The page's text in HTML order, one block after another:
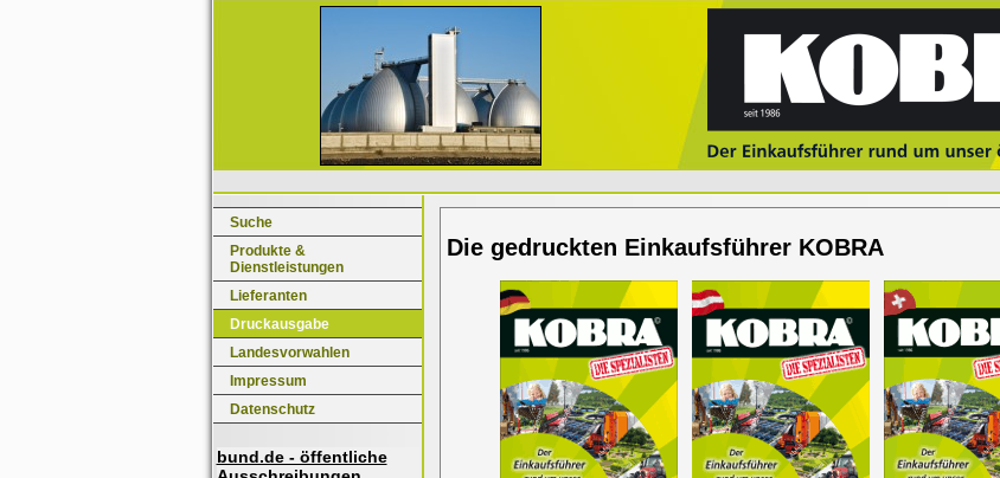
Suche
Produkte &
Dienstleistungen
Lieferanten
Druckausgabe
Landesvorwahlen
Impressum
Datenschutz
bund.de - öffentliche
Die gedruckten Einkaufsführer KOBRA